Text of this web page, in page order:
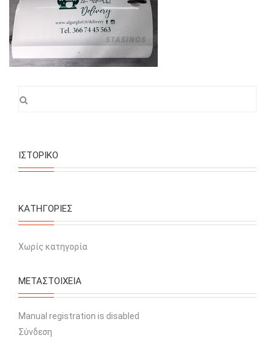
ΙΣΤΟΡΙΚΌ
KΑΤΗΓΟΡΊΕΣ
Χωρίς κατηγορία
ΜΕΤΑΣΤΟΙΧΕΊΑ
Manual registration is disabled
Σύνδεση